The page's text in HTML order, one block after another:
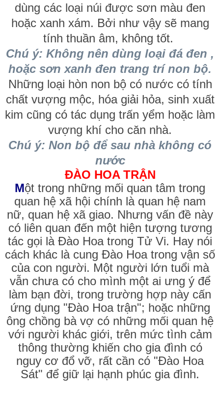
dùng các loại núi được sơn màu đen
hoặc xanh xám. Bởi như vậy sẽ mang
tính thuần âm, không tốt.
Chú ý: Không nên dùng loại đá đen ,
hoặc sơn xanh đen trang trí non bộ.
Những loại hòn non bộ có nước có tính
chất vượng mộc, hóa giải hỏa, sinh xuất
kim cũng có tác dụng trấn yểm hoặc làm
vượng khí cho căn nhà.
Chú ý: Non bộ để sau nhà không có
nước
ĐÀO HOA TRẬN
Một trong những mối quan tâm trong
quan hệ xã hội chính là quan hệ nam
nữ, quan hệ xã giao. Nhưng vấn đề này
có liên quan đến một hiện tượng tương
tác gọi là Đào Hoa trong Tử Vi. Hay nói
cách khác là cung Đào Hoa trong vận số
của con người. Một người lớn tuổi mà
vẫn chưa có cho mình một ai ưng ý để
làm bạn đời, trong trường hợp này cấn
ứng dụng "Đào Hoa trận"; hoặc những
ông chồng bà vợ có những mối quan hệ
với người khác giới, trên mức tình cảm
thông thường khiến cho gia đình có
nguy cơ đổ vỡ, rất cần có "Đào Hoa
Sát" để giữ lại hạnh phúc gia đình.